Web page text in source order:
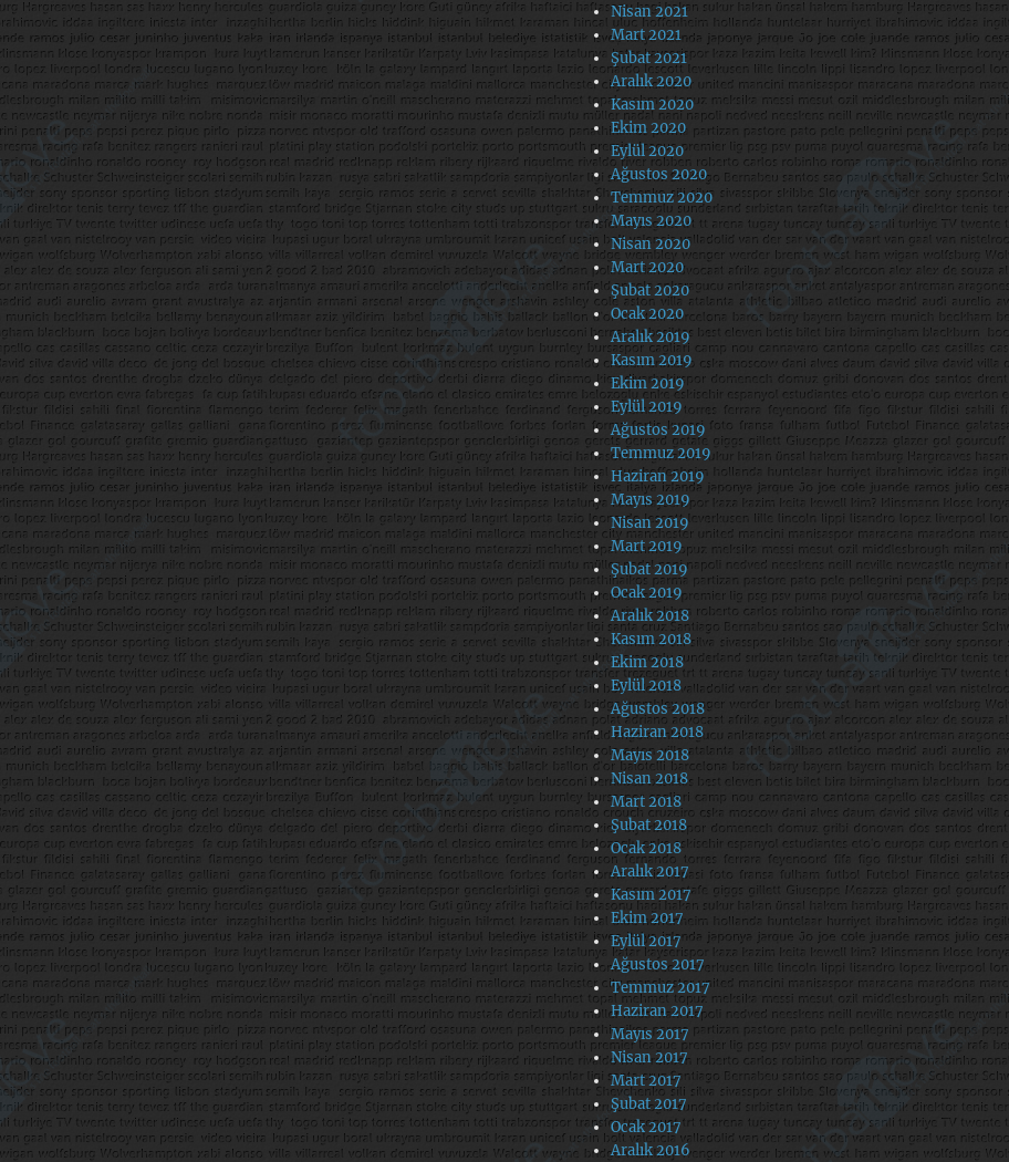
Nisan 2021
Mart 2021
Şubat 2021
Aralık 2020
Kasım 2020
Ekim 2020
Eylül 2020
Ağustos 2020
Temmuz 2020
Mayıs 2020
Nisan 2020
Mart 2020
Şubat 2020
Ocak 2020
Aralık 2019
Kasım 2019
Ekim 2019
Eylül 2019
Ağustos 2019
Temmuz 2019
Haziran 2019
Mayıs 2019
Nisan 2019
Mart 2019
Şubat 2019
Ocak 2019
Aralık 2018
Kasım 2018
Ekim 2018
Eylül 2018
Ağustos 2018
Haziran 2018
Mayıs 2018
Nisan 2018
Mart 2018
Şubat 2018
Ocak 2018
Aralık 2017
Kasım 2017
Ekim 2017
Eylül 2017
Ağustos 2017
Temmuz 2017
Haziran 2017
Mayıs 2017
Nisan 2017
Mart 2017
Şubat 2017
Ocak 2017
Aralık 2016